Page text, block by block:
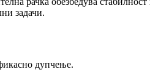
задачи.
дупчење.